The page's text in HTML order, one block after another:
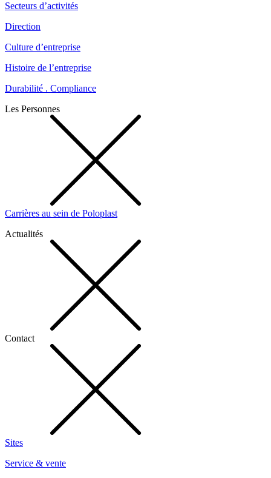
Secteurs d’activités
Direction
Culture d’entreprise
Histoire de l’entreprise
Durabilité . Compliance
Les Personnes
Carrières au sein de Poloplast
Actualités
Contact
Sites
Service & vente